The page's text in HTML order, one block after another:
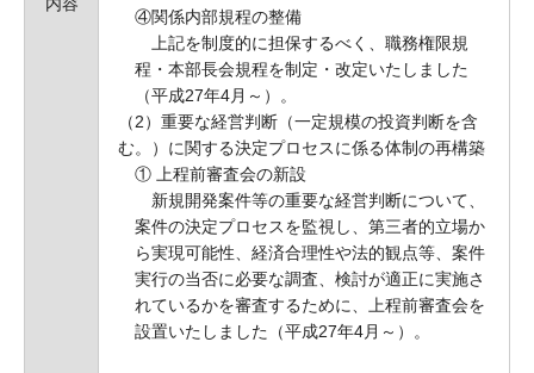
④関係内部規程の整備
上記を制度的に担保するべく、職務権限規
程・本部長会規程を制定・改定いたしました
（平成27年4月～）。
（2）重要な経営判断（一定規模の投資判断を含
む。）に関する決定プロセスに係る体制の再構築
① 上程前審査会の新設
新規開発案件等の重要な経営判断について、
案件の決定プロセスを監視し、第三者的立場か
ら実現可能性、経済合理性や法的観点等、案件
実行の当否に必要な調査、検討が適正に実施さ
れているかを審査するために、上程前審査会を
設置いたしました（平成27年4月～）。